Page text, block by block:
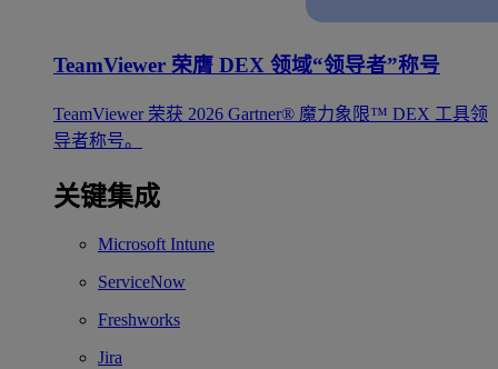
TeamViewer 荣膺 DEX 领域“领导者”称号
TeamViewer 荣获 2026 Gartner® 魔力象限™ DEX 工具领
导者称号。
关键集成
Microsoft Intune
ServiceNow
Freshworks
Jira